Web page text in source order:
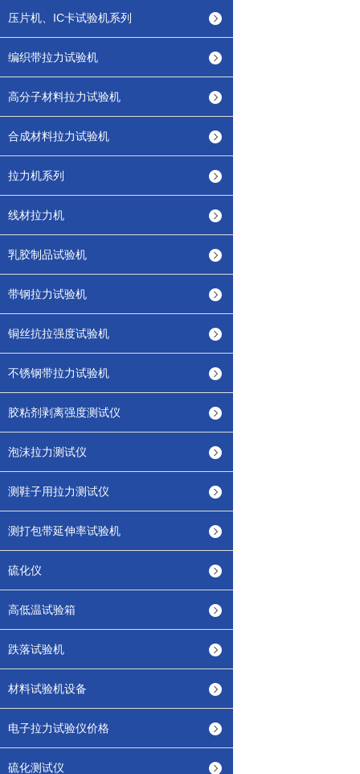
压片机、IC卡试验机系列
编织带拉力试验机
高分子材料拉力试验机
合成材料拉力试验机
拉力机系列
线材拉力机
乳胶制品试验机
带钢拉力试验机
铜丝抗拉强度试验机
不锈钢带拉力试验机
胶粘剂剥离强度测试仪
泡沫拉力测试仪
测鞋子用拉力测试仪
测打包带延伸率试验机
硫化仪
高低温试验箱
跌落试验机
材料试验机设备
电子拉力试验仪价格
硫化测试仪